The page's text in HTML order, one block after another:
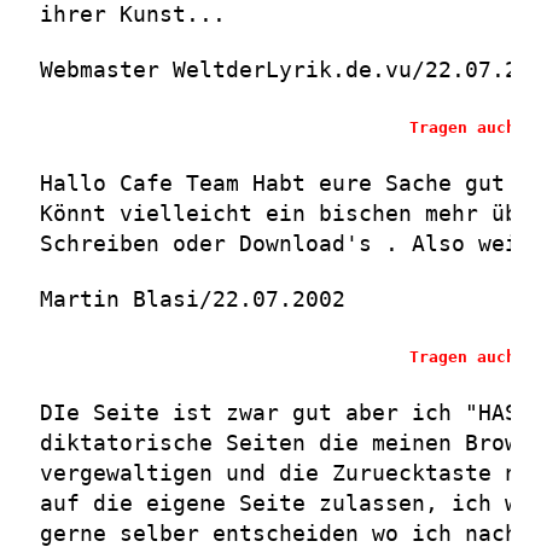
ihrer Kunst...
Webmaster WeltderLyrik.de.vu/
Tragen auch
Hallo Cafe Team Habt eure Sache gut
Könnt vielleicht ein bischen mehr über
Schreiben oder Download's . Also
Martin Blasi/22.07.2002
Tragen auch
DIe Seite ist zwar gut aber ich
diktatorische Seiten die meinen
vergewaltigen und die Zuruecktaste
auf die eigene Seite zulassen, ich
gerne selber entscheiden wo ich nach